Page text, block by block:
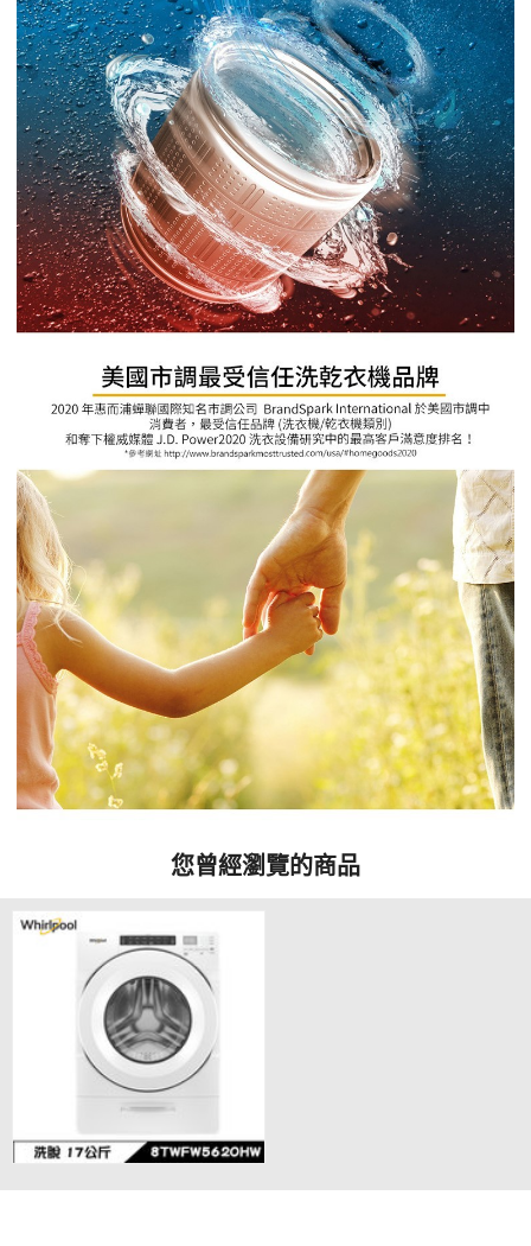
您曾經瀏覽的商品